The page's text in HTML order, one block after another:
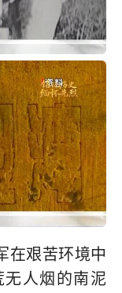
在艰苦环境中
人烟的南泥